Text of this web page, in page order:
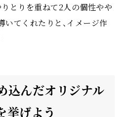
とりを重ねて2人の個性やや
いてくれたりと、イメージ作
込んだオリジナル
挙げよう